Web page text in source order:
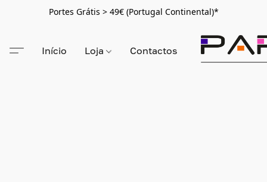
Portes Grátis > 49€ (Portugal Continental)*
Início Loja Contactos